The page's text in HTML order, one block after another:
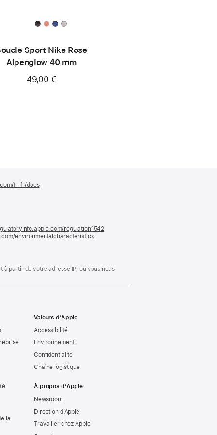
Sport Nike Rose
Alpenglow 40 mm
49,00 €
fr-fr/docs(s’ouvre
regulation1542
environmentalcharacteristics.
partir de votre adresse IP, ou vous nous
la
Valeurs d’Apple
Accessibilité
Environnement
Confidentialité
Chaîne logistique
À propos d’Apple
Newsroom
Direction d’Apple
Travailler chez Apple